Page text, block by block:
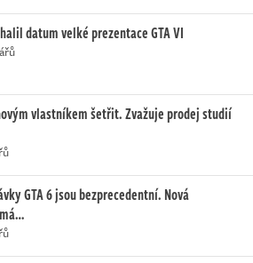
datum velké prezentace GTA VI
vlastníkem šetřit. Zvažuje prodej studií
GTA 6 jsou bezprecedentní. Nová